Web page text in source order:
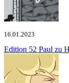
16.01.2023
Edition 52 Paul zu